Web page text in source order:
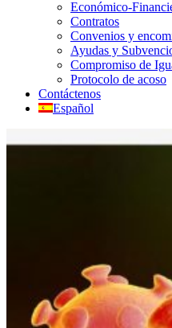
Económico-
Contratos
Convenios y
Ayudas y
Compromiso de
Protocolo de acoso
Contáctenos
Español